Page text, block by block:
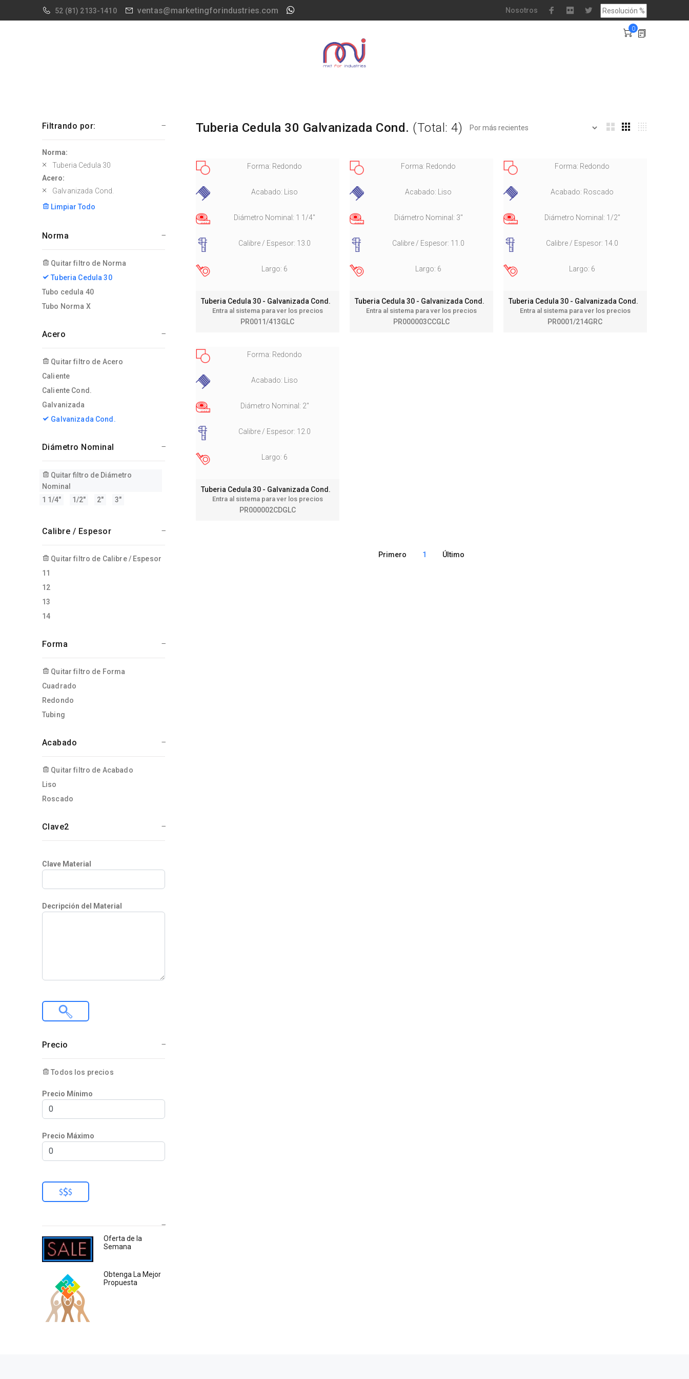
52 (81) 2133-1410 ventas@marketingforindustries.com Nosotros
0
Filtrando por:
Norma:
Tuberia Cedula 30
Acero:
Galvanizada Cond.
Limpiar Todo
Norma
Quitar filtro de Norma
Tuberia Cedula 30
Tubo cedula 40
Tubo Norma X
Acero
Quitar filtro de Acero
Caliente
Caliente Cond.
Galvanizada
Galvanizada Cond.
Diámetro Nominal
Quitar filtro de Diámetro
Nominal
1 1/4"
1/2" 2" 3"
Calibre / Espesor
Quitar filtro de Calibre / Espesor
11
12
13
14
Forma
Quitar filtro de Forma
Cuadrado
Redondo
Tubing
Acabado
Quitar filtro de Acabado
Liso
Roscado
Clave2
Clave Material
Decripción del Material
Precio
Todos los precios
Precio Mínimo
Precio Máximo
Oferta de la
Semana
Obtenga La Mejor
Propuesta
Tuberia Cedula 30 Galvanizada Cond. (Total: 4)
Forma: Redondo
Acabado: Liso
Diámetro Nominal: 1 1/4"
Calibre / Espesor: 13.0
Largo: 6
Tuberia Cedula 30 - Galvanizada Cond.
Entra al sistema para ver los precios
PR0011/413GLC
Forma: Redondo
Acabado: Liso
Diámetro Nominal: 3"
Calibre / Espesor: 11.0
Largo: 6
Tuberia Cedula 30 - Galvanizada Cond.
Entra al sistema para ver los precios
PR000003CCGLC
Forma: Redondo
Acabado: Roscado
Diámetro Nominal: 1/2"
Calibre / Espesor: 14.0
Largo: 6
Tuberia Cedula 30 - Galvanizada Cond.
Entra al sistema para ver los precios
PR0001/214GRC
Forma: Redondo
Acabado: Liso
Diámetro Nominal: 2"
Calibre / Espesor: 12.0
Largo: 6
Tuberia Cedula 30 - Galvanizada Cond.
Entra al sistema para ver los precios
PR000002CDGLC
Primero 1 Último